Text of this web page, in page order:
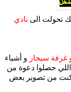
تحولت الى نادي
غرفة سيجار و أشياء
حصلوا دعوة من
من تصوير بعض